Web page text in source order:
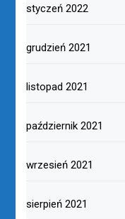
styczeń 2022
grudzień 2021
listopad 2021
październik 2021
wrzesień 2021
sierpień 2021